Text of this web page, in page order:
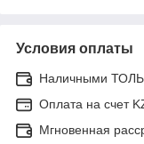
Условия оплаты
Наличными
Оплата на счет
Мгновенная